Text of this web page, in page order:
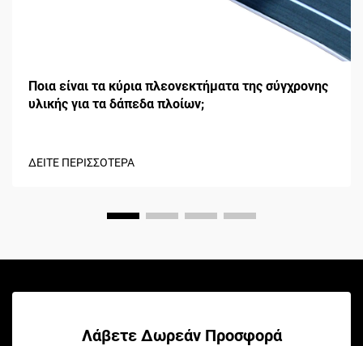
Ποια είναι τα κύρια πλεονεκτήματα της σύγχρονης
υλικής για τα δάπεδα πλοίων;
ΔΕΙΤΕ ΠΕΡΙΣΣΟΤΕΡΑ
Λάβετε Δωρεάν Προσφορά